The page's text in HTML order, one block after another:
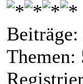
Beiträge:
Themen: